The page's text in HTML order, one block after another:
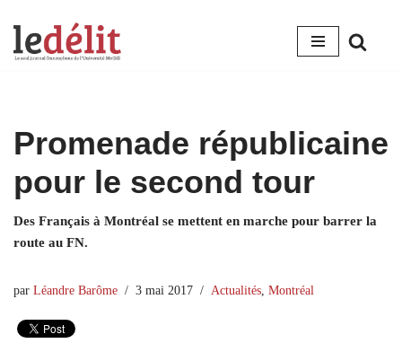
Aller
Promenade républicaine
pour le second tour
Des Français à Montréal se mettent en marche pour barrer la
route au FN.
par Léandre Barôme 3 mai 2017 Actualités Montréal